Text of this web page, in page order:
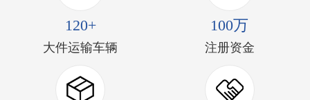
120+
大件运输车辆
100万
注册资金